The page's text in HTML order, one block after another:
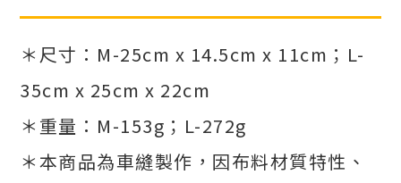
＊尺寸：M-25cm x 14.5cm x 11cm；L-
35cm x 25cm x 22cm
＊重量：M-153g；L-272g
＊本商品為車縫製作，因布料材質特性、